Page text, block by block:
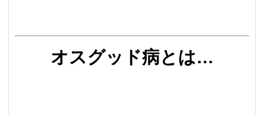
オスグッド病とは…